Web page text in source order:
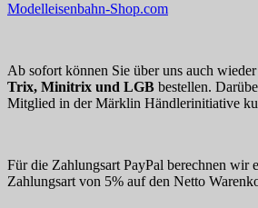
Modelleisenbahn-Shop.com
Ab sofort können Sie über uns auch
Trix, Minitrix und LGB bestellen.
Mitglied in der Märklin Händlerinitiative
Für die Zahlungsart PayPal berechnen wir
Zahlungsart von 5% auf den Netto